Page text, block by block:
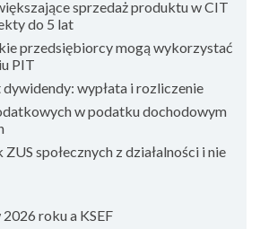
sprzedaż produktu w CIT
do 5 lat
przedsiębiorcy mogą wykorzystać
PIT
wypłata i rozliczenie
w podatku dochodowym
społecznych z działalności i nie
roku a KSEF